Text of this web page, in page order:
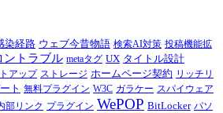
染経路 ウェブ今昔物語 検索AI対策 投稿機能拡
ントラブル metaタグ UX タイトル設計
アップ ストレージ ホームページ契約 リッチリ
ト 無料プラグイン W3C ガラケー スパイウェア
部リンク プラグイン WePOP BitLocker パソ